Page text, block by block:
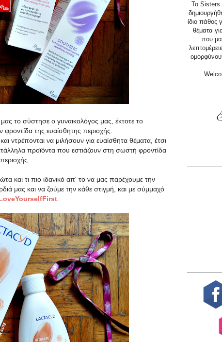
μας το σύστησε ο γυναικολόγος μας, έκτοτε τo
φροντίδα της ευαίσθητης περιοχής.
ντρέπονται να μιλήσουν για ευαίσθητα θέματα, έτσι
προϊόντα που εστιάζουν στη σωστή φροντίδα
και τι πιο ιδανικό απ' το να μας παρέχουμε την
μας και να ζούμε την κάθε στιγμή, και με σύμμαχό
Το Sisters
ίδιο πάθος
θέματα
που